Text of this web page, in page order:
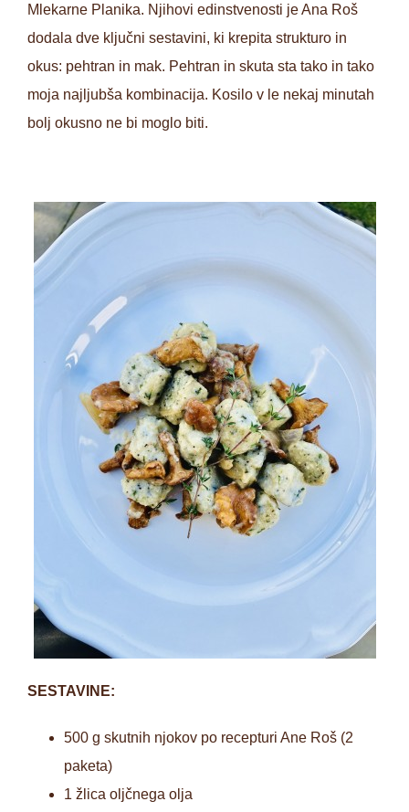
Mlekarne Planika. Njihovi edinstvenosti je Ana Roš
dodala dve ključni sestavini, ki krepita strukturo in
okus: pehtran in mak. Pehtran in skuta sta tako in tako
moja najljubša kombinacija. Kosilo v le nekaj minutah
bolj okusno ne bi moglo biti.
SESTAVINE:
500 g skutnih njokov po recepturi Ane Roš (2
paketa)
1 žlica oljčnega olja